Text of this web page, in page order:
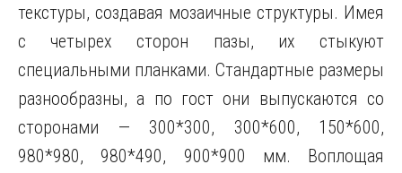
текстуры, создавая мозаичные структуры. Имея
с четырех сторон пазы, их стыкуют
специальными планками. Стандартные размеры
разнообразны, а по гост они выпускаются со
сторонами — 300*300, 300*600, 150*600,
980*980, 980*490, 900*900 мм. Воплощая